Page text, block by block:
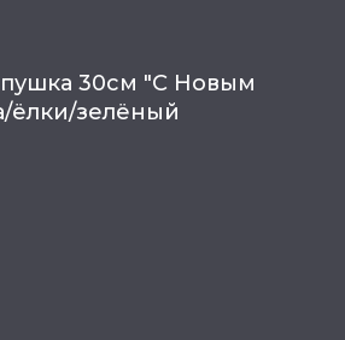
30см "С Новым
ёлки/зелёный